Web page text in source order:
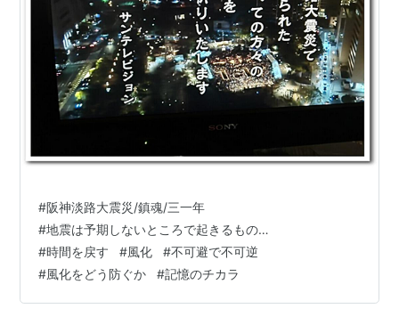
#阪神淡路大震災/鎮魂/三一年
#地震は予期しないところで起きるもの…
#時間を戻す #風化 #不可避で不可逆
#風化をどう防ぐか #記憶のチカラ